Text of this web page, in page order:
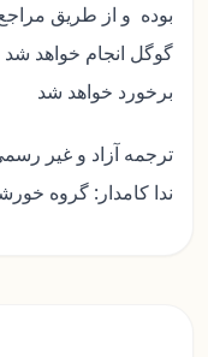
بوده و از طریق
گوگل انجام خواهد
برخورد خواهد شد
ترجمه آزاد و غیر
ندا کامدار: گروه